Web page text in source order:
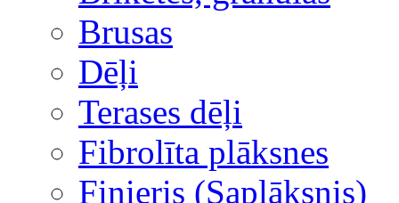
Brusas
Dēļi
Terases dēļi
Fibrolīta plāksnes
Finieris (Saplāksnis)